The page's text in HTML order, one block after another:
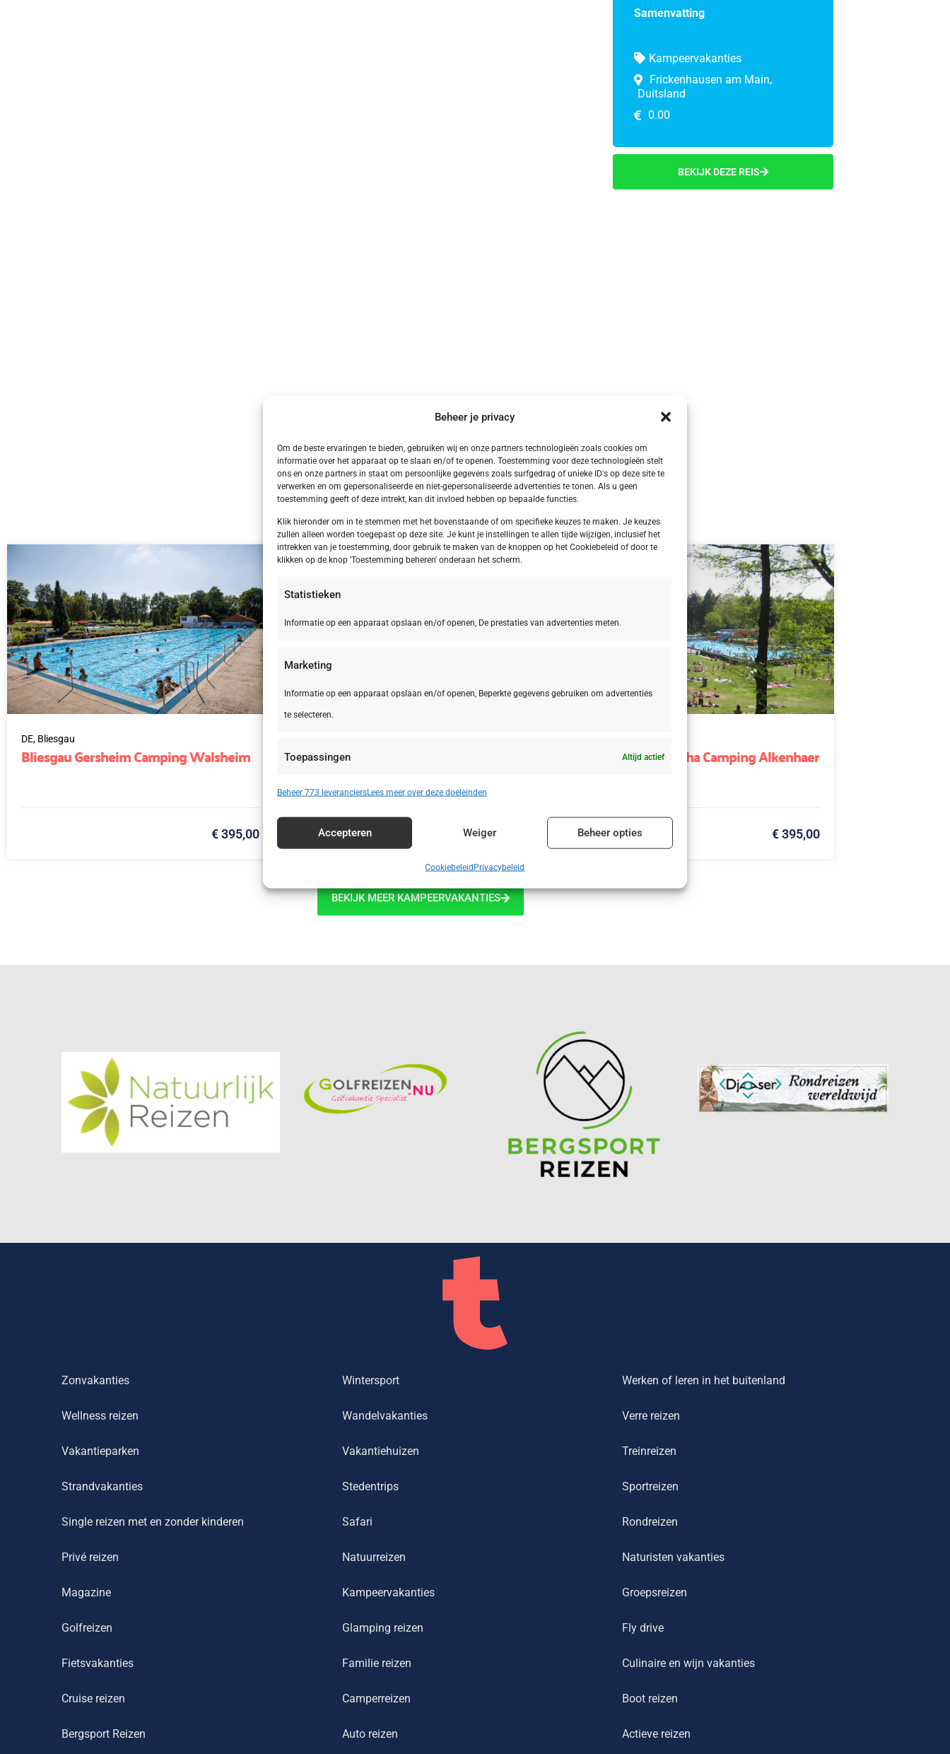
Beheer je privacy
Om de beste ervaringen te bieden, gebruiken wij en onze partners technologieën zoals cookies om
informatie over het apparaat op te slaan en/of te openen. Toestemming voor deze technologieën stelt
ons en onze partners in staat om persoonlijke gegevens zoals surfgedrag of unieke ID's op deze site te
verwerken en om gepersonaliseerde en niet-gepersonaliseerde advertenties te tonen. Als u geen
toestemming geeft of deze intrekt, kan dit invloed hebben op bepaalde functies.
Klik hieronder om in te stemmen met het bovenstaande of om specifieke keuzes te maken. Je keuzes
zullen alleen worden toegepast op deze site. Je kunt je instellingen te allen tijde wijzigen, inclusief het
intrekken van je toestemming, door gebruik te maken van de knoppen op het Cookiebeleid of door te
klikken op de knop 'Toestemming beheren' onderaan het scherm.
Statistieken
Informatie op een apparaat opslaan en/of openen, De prestaties van advertenties meten.
Marketing
Informatie op een apparaat opslaan en/of openen, Beperkte gegevens gebruiken om advertenties
te selecteren.
Toepassingen Altijd actief
Advertenties en content leveren en tonen. Altijd actief
Beheer 773 leveranciersLees meer over deze doeleinden
Accepteren Weiger Beheer opties
CookiebeleidPrivacybeleid
Samenvatting
Kampeervakanties
Frickenhausen am Main,
Duitsland
0.00
BEKIJK DEZE REIS
Meer Kampeervakanties
DE, Bliesgau
Bliesgau Gersheim Camping Walsheim
€ 395,00
Le Marche San Costanzo Camping Mar y
Sierra
€ 415,00
Friesland Appelscha Camping Alkenhaer
€ 395,00
BEKIJK MEER KAMPEERVAKANTIES
Zonvakanties Wintersport Werken of leren in het buitenland
Wellness reizen Wandelvakanties Verre reizen
Vakantieparken Vakantiehuizen Treinreizen
Strandvakanties Stedentrips Sportreizen
Single reizen met en zonder kinderen Safari Rondreizen
Privé reizen Natuurreizen Naturisten vakanties
Magazine Kampeervakanties Groepsreizen
Golfreizen Glamping reizen Fly drive
Fietsvakanties Familie reizen Culinaire en wijn vakanties
Cruise reizen Camperreizen Boot reizen
Bergsport Reizen Auto reizen Actieve reizen